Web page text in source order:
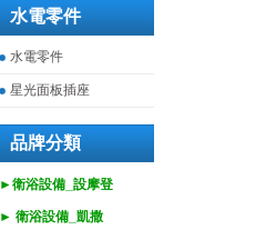
水電零件
水電零件
星光面板插座
品牌分類
►衛浴設備_設摩登
► 衛浴設備_ 凱撒